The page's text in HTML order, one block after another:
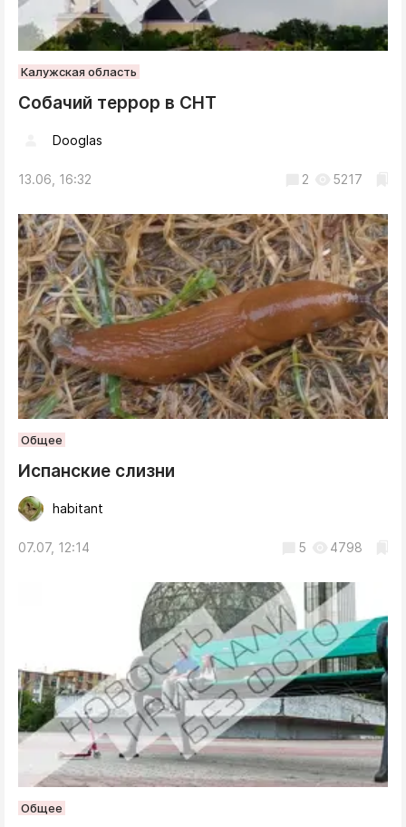
Калужская область
Собачий террор в СНТ
Dooglas
13.06, 16:32 2 5217
Общее
Испанские слизни
habitant
07.07, 12:14 5 4798
Общее